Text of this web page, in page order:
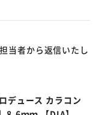
当者から返信いたし
デュース カラコン